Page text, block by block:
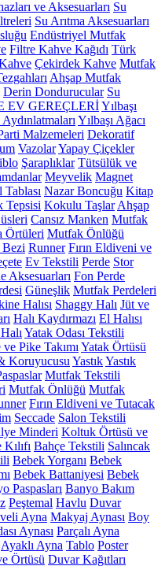
ve Aksesuarları Su
Su Arıtma Aksesuarları
Endüstriyel Mutfak
Filtre Kahve Kağıdı Türk
Çekirdek Kahve Mutfak
Ahşap Mutfak
Derin Dondurucular Su
EV GEREÇLERİYılbaşı
Aydınlatmaları Yılbaşı Ağacı
Malzemeleri Dekoratif
VazolarYapay Çiçekler
Şaraplıklar Tütsülük ve
Meyvelik Magnet
Nazar Boncuğu Kitap
Tepsisi Kokulu Taşlar Ahşap
Cansız Manken Mutfak
Örtüleri Mutfak Önlüğü
Runner Fırın Eldiveni ve
Ev Tekstili Perde Stor
Aksesuarları Fon Perde
Güneşlik Mutfak Perdeleri
Halısı Shaggy Halı Jüt ve
Halı Kaydırmazı El Halısı
Yatak Odası Tekstili
Pike Takımı Yatak Örtüsü
Koruyucusu YastıkYastık
Mutfak Tekstili
Mutfak Önlüğü Mutfak
Fırın Eldiveni ve Tutacak
Seccade Salon Tekstili
Minderi Koltuk Örtüsü ve
Bahçe Tekstili Salıncak
Bebek Yorganı Bebek
Bebek Battaniyesi Bebek
Paspasları Banyo Bakım
Peştemal Havlu Duvar
Ayna Makyaj Aynası Boy
Aynası Parçalı Ayna
Ayaklı Ayna Tablo Poster
Örtüsü Duvar Kağıtları